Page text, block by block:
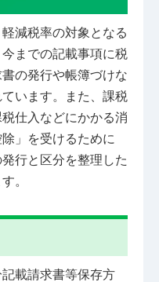
減税率の対象となる
までの記載事項に税
の発行や帳簿づけな
います。また、課税
仕入などにかかる消
」を受けるために
行と区分を整理した
。
載請求書等保存方